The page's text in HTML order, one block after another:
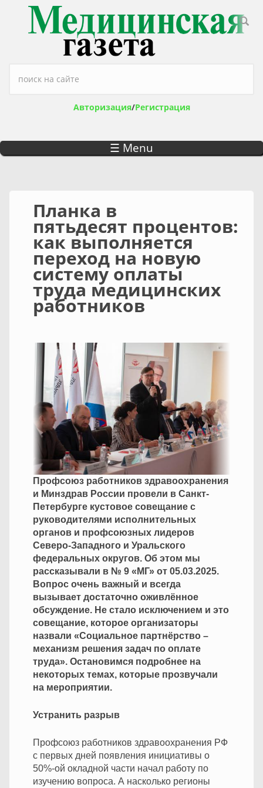
Перейти к основному содержанию
Форма поиска
Авторизация/Регистрация
☰ Menu
Планка в
пятьдесят процентов:
как выполняется
переход на новую
систему оплаты
труда медицинских
работников
Профсоюз работников здравоохранения
и Минздрав России провели в Санкт-
Петербурге кустовое совещание с
руководителями исполнительных
органов и профсоюзных лидеров
Северо-Западного и Уральского
федеральных округов. Об этом мы
рассказывали в № 9 «МГ» от 05.03.2025.
Вопрос очень важный и всегда
вызывает достаточно оживлённое
обсуждение. Не стало исключением и это
совещание, которое организаторы
назвали «Социальное партнёрство –
механизм решения задач по оплате
труда». Остановимся подробнее на
некоторых темах, которые прозвучали
на мероприятии.
Устранить разрыв
Профсоюз работников здравоохранения РФ
с первых дней появления инициативы о
50%-ой окладной части начал работу по
изучению вопроса. А насколько регионы